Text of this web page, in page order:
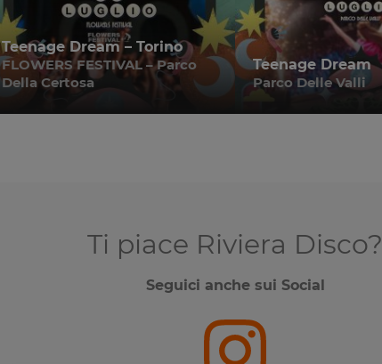
Teenage Dream – Torino
FLOWERS FESTIVAL – Parco
Della Certosa
Teenage Dream
Parco Delle Valli
Ti piace Riviera Disco?
Seguici anche sui Social